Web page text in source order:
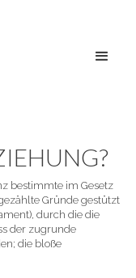
bestimmte im Gesetz
Gründe gestützt
durch die die
der zugrunde
die bloße